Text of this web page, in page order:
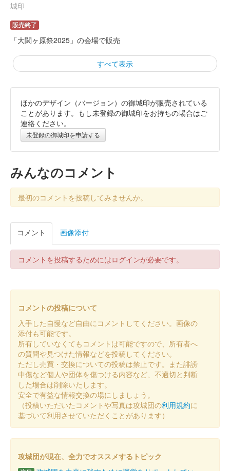
城印
販売終了
「大関ヶ原祭2025」の会場で販売
すべて表示
大草城 御城印 令和七年観桜季特別御城印 檜版
販売終了
大草城 御城印 令和七年観桜季特別御城印
販売終了
大草城 御城印
知県産ヒノキ製
販売終了
定。
大草城 御城印 にっぽん城まつり2025 特別御城印
販売終了
2025年3月1日（土）、2日（日）に開催された「にっぽん城まつ
り2025」の知多市観光協会ブースで販売。
大草城 御城印 令和七年梅観季 佐布里池梅まつり記念
販売終了
ラストがあしらわれている。
ほかのデザイン（バージョン）の御城印が販売されている
ことがあります。もし未登録の御城印をお持ちの場合はご
連絡ください。
未登録の御城印を申請する
みんなのコメント
最初のコメントを投稿してみませんか。
コメント 画像添付
コメントを投稿するためにはログインが必要です。
コメントの投稿について
入手した自慢など自由にコメントしてください。画像の
添付も可能です。
所有していなくてもコメントは可能ですので、所有者へ
の質問や見つけた情報などを投稿してください。
ただし売買・交換についての投稿は禁止です。また誹謗
中傷など個人や団体を傷つける内容など、不適切と判断
した場合は削除いたします。
安全で有益な情報交換の場にしましょう。
（投稿いただいたコメントや写真は攻城団の利用規約に
基づいて利用させていただくことがあります）
攻城団が現在、全力でオススメするトピック